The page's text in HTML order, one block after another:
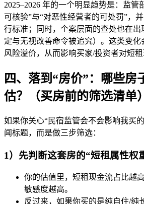
2025–2026 年的一个明显趋势是：监管
可核验”与“对恶性经营者的可处罚”，
行标准；同时，个案层面的查处也在
定与无视改善命令被追究）。这类变
风险溢价，从而影响买家/投资者对短租
四、落到“房价”：哪些房
估？（买房前的筛选清单）
如果你关心“民宿监管会不会影响我买
闻标题，而是做三步筛选：
1）先判断这套房的“短租属性权
你的估值里，短租现金流占比越
敏感度越高。
反过来，如果你买的是纯自住/纯